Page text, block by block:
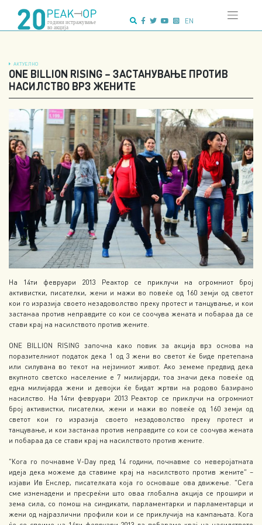
content
EN
АКТУЕЛНО
ONE BILLION RISING – ЗАСТАНУВАЊЕ ПРОТИВ
НАСИЛСТВО ВРЗ ЖЕНИТЕ
На 14ти февруари 2013 Реактор се приклучи на огромниот број
активистки, писателки, жени и мажи во повеќе од 160 земји од светот
кои го изразија своето незадоволство преку протест и танцување, и кои
застанаа против неправдите со кои се соочува жената и побараа да се
стави крај на насилството против жените.
ONE BILLION RISING започна како повик за акција врз основа на
поразителниот податок дека 1 од 3 жени во светот ќе биде претепана
или силувана во текот на нејзиниот живот. Ако земеме предвид дека
вкупното светско население е 7 милијарди, тоа значи дека повеќе од
една милијарда жени и девојки ќе бидат жртви на родово базирано
насилство. На 14ти февруари 2013 Реактор се приклучи на огромниот
број активистки, писателки, жени и мажи во повеќе од 160 земји од
светот кои го изразија своето незадоволство преку протест и
танцување, и кои застанаа против неправдите со кои се соочува жената
и побараа да се стави крај на насилството против жените.
“Кога го почнавме V-Day пред 14 години, почнавме со неверојатната
идеја дека можеме да ставиме крај на насилството против жените” –
изјави Ив Енслер, писателката која го основаше ова движење. “Сега
сме изненадени и пресреќни што оваа глобална акција се прошири и
зема сила, со помош на синдикати, парламентарки и парламентарци и
жени од најразлични профили кои и се приклучија на кампањата. Кога